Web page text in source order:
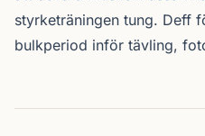
styrketräningen tung. Deff
bulkperiod inför tävling,